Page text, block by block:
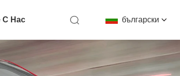
български
С Нас